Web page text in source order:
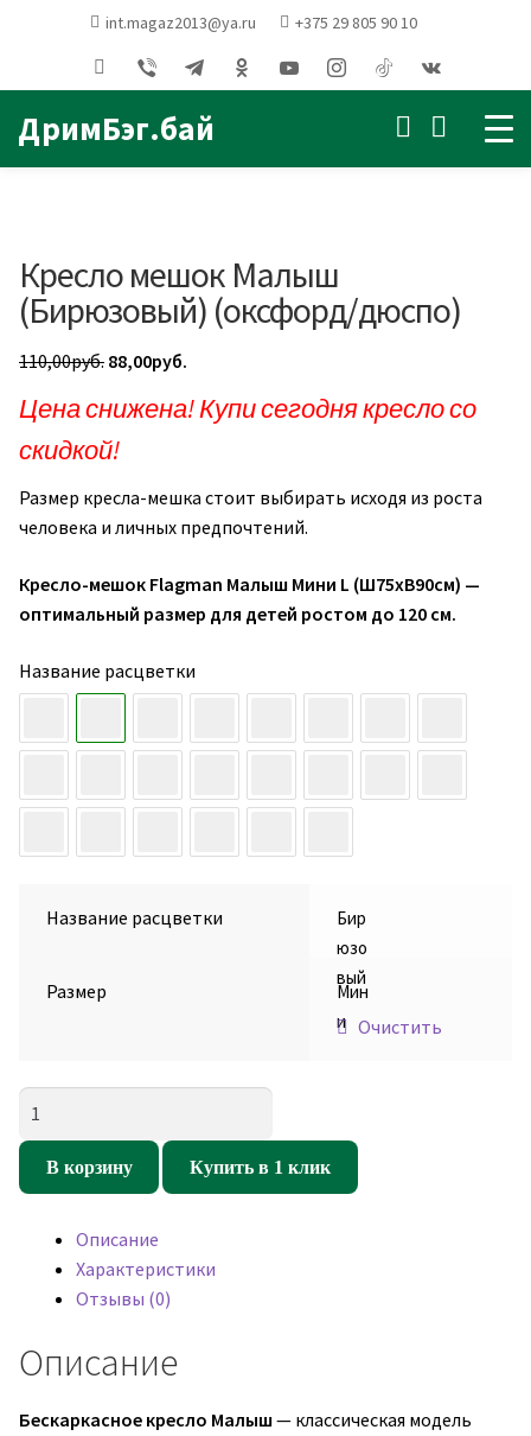
int.magaz2013@ya.ru +375 29 805 90 10
ДримБэг.бай
Главная
Кресла мешки
Малыш (Бирюзовый) (оксфорд/дюспо)
Кресло мешок Малыш
(Бирюзовый) (оксфорд/дюспо)
110,00руб. Первоначальная
составляла
110,00руб..
88,00руб.
88,00руб..
Цена снижена! Купи сегодня кресло со
скидкой!
Размер кресла-мешка стоит выбирать исходя из роста
человека и личных предпочтений.
Кресло-мешок Flagman Малыш Мини L (Ш75хВ90см) —
оптимальный размер для детей ростом до 120 см.
Название расцветки
Название расцветки
Бир
юзо
вый
Размер
Мин
и Очистить
Кресло
мешок
(Бирюзовый)
(оксфорд/
дюспо)
В корзину Купить в 1 клик
Описание
Характеристики
Отзывы (0)
Описание
Бескаркасное кресло Малыш— классическая модель